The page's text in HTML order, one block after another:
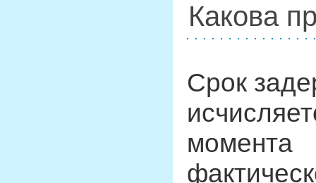
Какова
Срок
момента